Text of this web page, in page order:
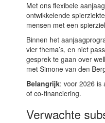
Met ons flexibele
ontwikkelende
mensen met een
Binnen het
vier thema’s, en niet
gesprek te gaan over
met Simone van den
Belangrijk: voor 2026 is
of co-financiering.
Verwachte